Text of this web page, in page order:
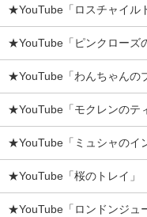
★YouTube「ロスチャイル
★YouTube「ピンクローズ
★YouTube「わんちゃんの
★YouTube「モクレンのテ
★YouTube「ミュシャのイ
★YouTube「桜のトレイ」
★YouTube「ロンドンジュ